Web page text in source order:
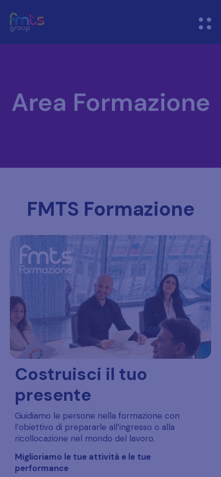
Area Formazione
FMTS Formazione
Costruisci il tuo
presente
Guidiamo le persone nella formazione con
l’obiettivo di prepararle all’ingresso o alla
ricollocazione nel mondo del lavoro.
Miglioriamo le tue attività e le tue
performance